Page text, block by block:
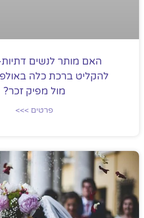
האם מותר לנשים
להקליט ברכת כלה
מול מפיק זכר?
פרטים >>>